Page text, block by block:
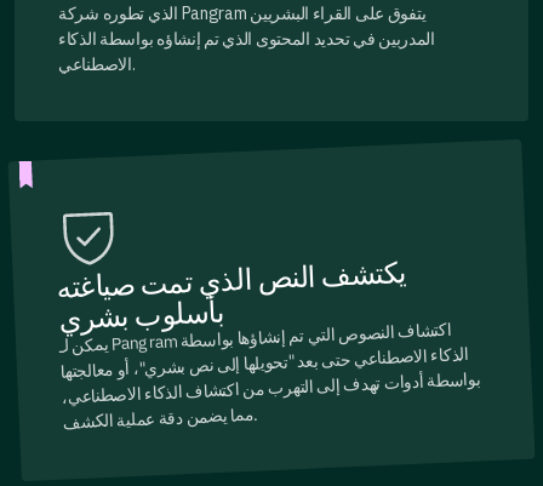
الذي تطوره شركة Pangram يتفوق على القراء البشريين
المدربين في تحديد المحتوى الذي تم إنشاؤه بواسطة الذكاء
الاصطناعي.
يكتشف النص الذي تمت صياغته
بأسلوب بشري
يمكن لـ Pangram
اكتشاف النصوص التي تم إنشاؤها بواسطةالذكاء الاصطناعي حتى بعد "تحويلها إلى نص بشري"، أو معالجتها
بواسطة أدوات تهدف إلى التهرب من اكتشاف الذكاء الاصطناعي،
مما يضمن دقة عملية الكشف
.